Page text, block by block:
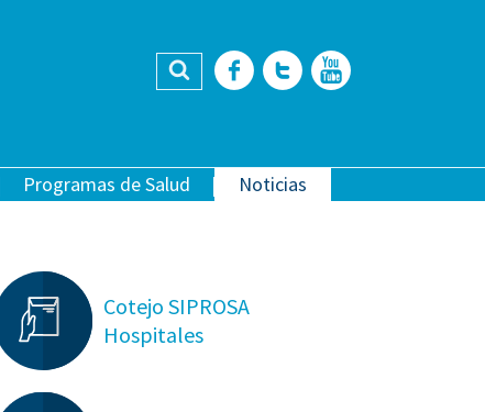
Buscar Facebook
Twitter
Programas de Salud Noticias
Cotejo SIPROSA
Hospitales